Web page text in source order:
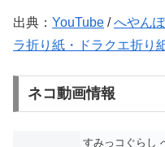
出典： YouTube /へやん
ラ折り紙・ドラクエ折り
ネコ動画情報
すみっコぐらし